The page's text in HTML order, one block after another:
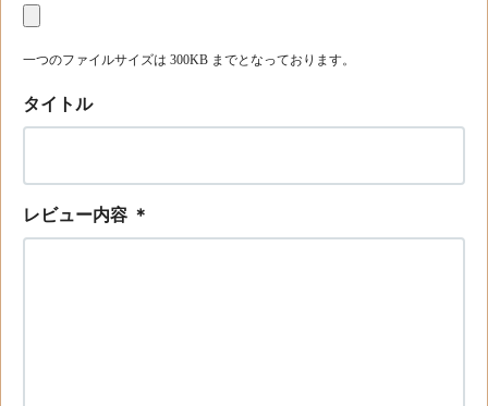
一つのファイルサイズは 300KB までとなっております。
タイトル
レビュー内容 ＊